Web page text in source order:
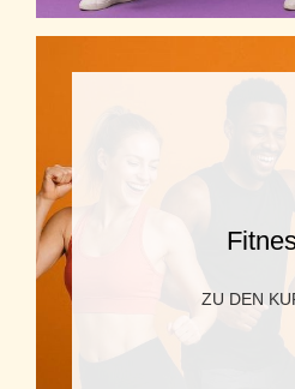
ZU DEN